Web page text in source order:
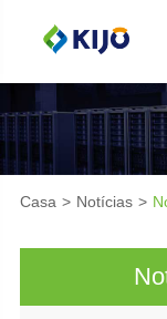
Casa Notícias